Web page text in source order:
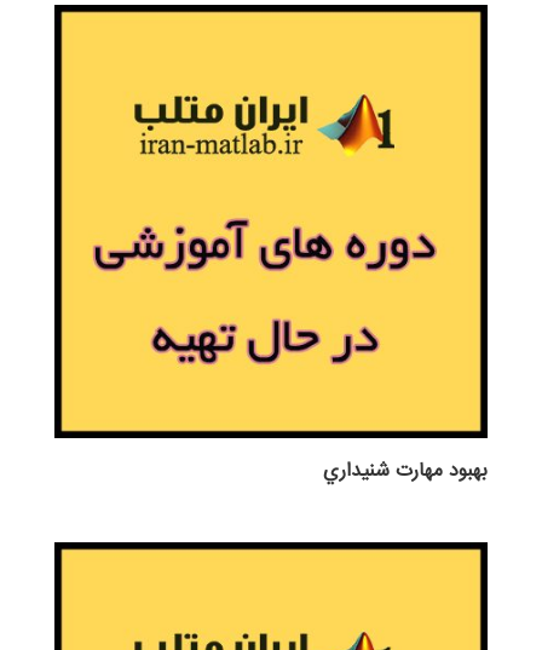
بهبود مهارت شنيداري